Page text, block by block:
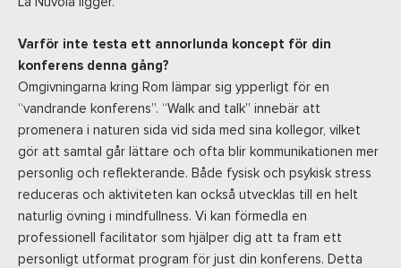
Varför inte testa ett annorlunda koncept för din
konferens denna gång?
Omgivningarna kring Rom lämpar sig ypperligt för en
“vandrande konferens”. “Walk and talk” innebär att
promenera i naturen sida vid sida med sina kollegor, vilket
gör att samtal går lättare och ofta blir kommunikationen mer
personlig och reflekterande. Både fysisk och psykisk stress
reduceras och aktiviteten kan också utvecklas till en helt
naturlig övning i mindfullness. Vi kan förmedla en
professionell facilitator som hjälper dig att ta fram ett
personligt utformat program för just din konferens. Detta